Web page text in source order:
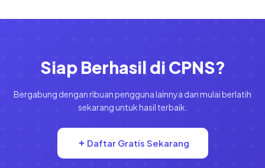
Siap Berhasil di CPNS?
Bergabung dengan ribuan pengguna lainnya dan mulai berlatih
sekarang untuk hasil terbaik.
Daftar Gratis Sekarang